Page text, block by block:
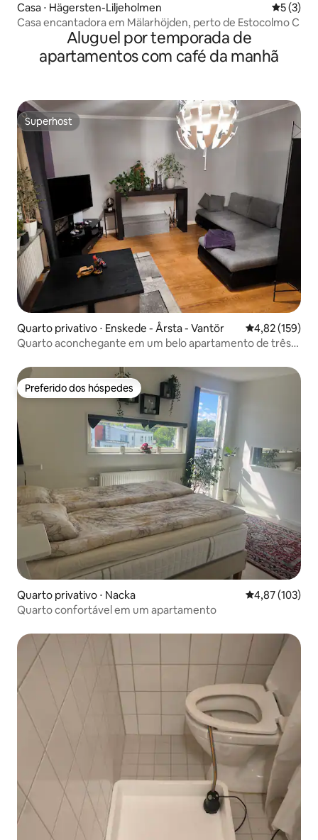
Casa ⋅ Hägersten-Liljeholmen 5 de
5 (3)
Casa encantadora em Mälarhöjden, perto de Estocolmo C
Aluguel por temporada de
apartamentos com café da manhã
Superhost
Superhost
Quarto privativo ⋅ Enskede - Årsta - Vantör 4,82 de uma
4,82 (159)
Quarto aconchegante em um belo apartamento de três
Preferido dos hóspedes
Preferido dos hóspedes
Quarto privativo ⋅ Nacka 4,87 de uma
4,87 (103)
Quarto confortável em um apartamento